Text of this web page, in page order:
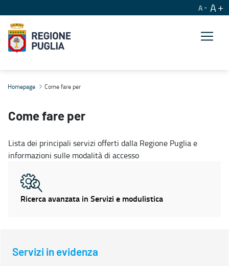
A A
Homepage Come fare per
Come fare per
Lista dei principali servizi offerti dalla Regione Puglia e
informazioni sulle modalità di accesso
Ricerca avanzata in Servizi e modulistica
Servizi in evidenza